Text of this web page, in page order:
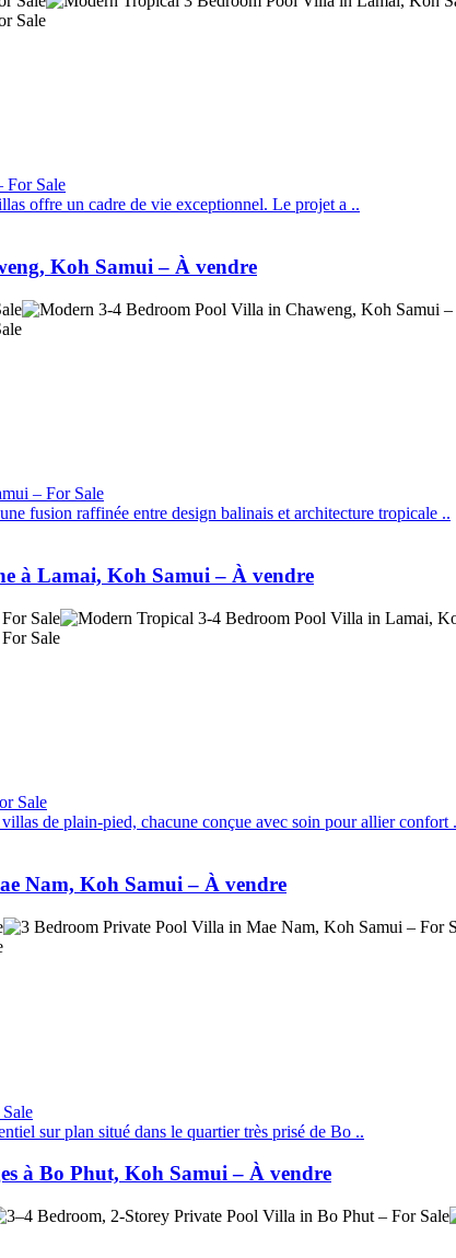
offre un cadre de vie exceptionnel. Le projet a ..
Koh Samui – À vendre
fusion raffinée entre design balinais et architecture tropicale ..
à Lamai, Koh Samui – À vendre
de plain-pied, chacune conçue avec soin pour allier confort
Nam, Koh Samui – À vendre
sur plan situé dans le quartier très prisé de Bo ..
à Bo Phut, Koh Samui – À vendre